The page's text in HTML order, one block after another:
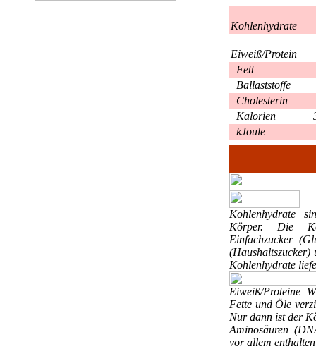
Kohlenhydrate
Eiweiß/Protein
Fett
Ballaststoffe
Cholesterin
Kalorien
kJoule
Kohlenhydrate
Körper. Die
Einfachzucker
(Haushaltszucker)
Kohlenhydrate
Eiweiß/Proteine
Fette und Öle
Nur dann ist der
Aminosäuren
vor allem